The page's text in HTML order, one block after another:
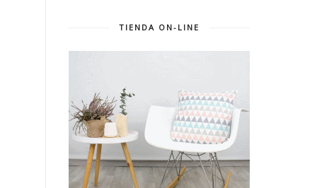
TIENDA ON-LINE